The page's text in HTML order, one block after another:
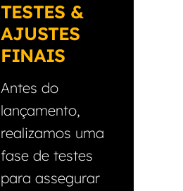
TESTES &
AJUSTES
FINAIS
Antes do
lançamento,
realizamos uma
fase de testes
para assegurar